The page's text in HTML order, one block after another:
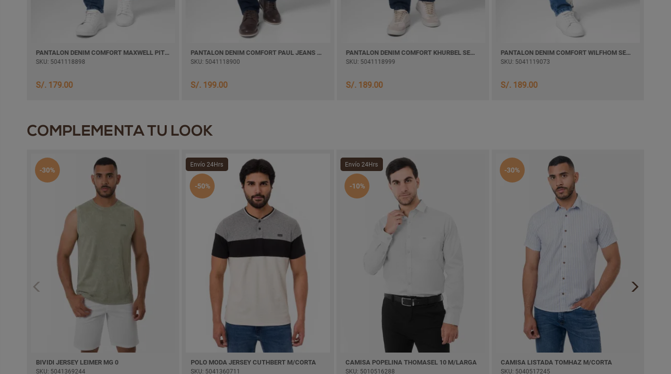
PANTALON DENIM COMFORT MAXWELL PITILLO
SKU: 5041118898
S/. 179.00
PANTALON DENIM COMFORT PAUL JEANS SEMI PITILLO
SKU: 5041118900
S/. 199.00
PANTALON DENIM COMFORT KHURBEL SEMI PITILLO
SKU: 5041118999
S/. 189.00
PANTALON DENIM COMFORT WILFHOM SEMI PITILLO
SKU: 5041119073
S/. 189.00
COMPLEMENTA TU LOOK
-30%
BIVIDI JERSEY LEIMER MG 0
SKU: 5041369244
Envío 24Hrs
-50%
POLO MODA JERSEY CUTHBERT M/CORTA
SKU: 5041360711
Envío 24Hrs
-10%
CAMISA POPELINA THOMASEL 10 M/LARGA
SKU: 5010516288
-30%
CAMISA LISTADA TOMHAZ M/CORTA
SKU: 5040517245